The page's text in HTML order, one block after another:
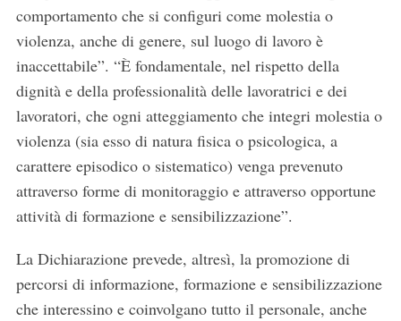
comportamento che si configuri come molestia o
violenza, anche di genere, sul luogo di lavoro è
inaccettabile”. “È fondamentale, nel rispetto della
dignità e della professionalità delle lavoratrici e dei
lavoratori, che ogni atteggiamento che integri molestia o
violenza (sia esso di natura fisica o psicologica, a
carattere episodico o sistematico) venga prevenuto
attraverso forme di monitoraggio e attraverso opportune
attività di formazione e sensibilizzazione”.
La Dichiarazione prevede, altresì, la promozione di
percorsi di informazione, formazione e sensibilizzazione
che interessino e coinvolgano tutto il personale, anche